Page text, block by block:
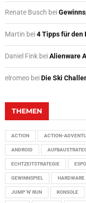
Renate Busch bei
Martin bei4 Tipps für den
Daniel Fink beiAlienware
elromeo beiDie Ski
THEMEN
ACTION ACTION-
ANDROID
ECHTZEITSTRATEGIE
GEWINNSPIEL HARDWARE
JUMP 'N' RUN KONSOLE